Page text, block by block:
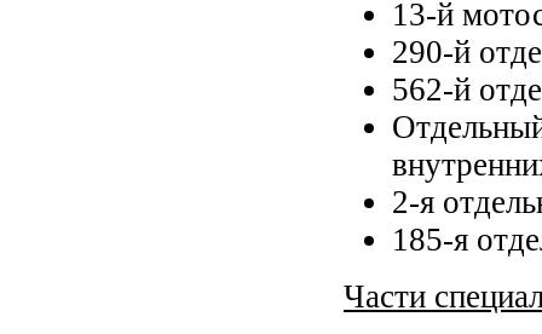
13-й
290-й
562-й
2-я
185-я
Части